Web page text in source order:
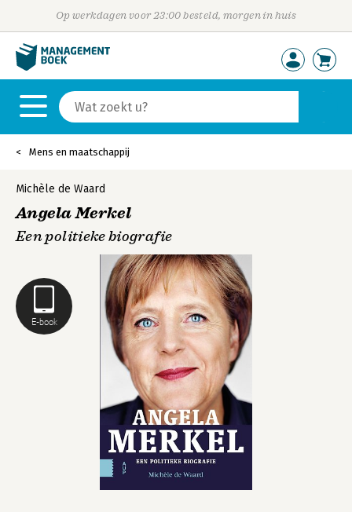
Op werkdagen voor 23:00 besteld, morgen in huis
Mens en maatschappij
E-book
Michèle de Waard
Angela Merkel
Een politieke biografie